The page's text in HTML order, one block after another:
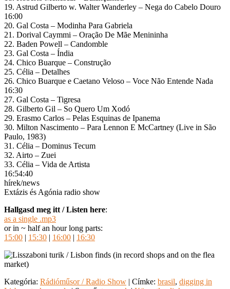
19. Astrud Gilberto w. Walter Wanderley – Nega do Cabelo Douro
16:00
20. Gal Costa – Modinha Para Gabriela
21. Dorival Caymmi – Oração De Mãe Menininha
22. Baden Powell – Candomble
23. Gal Costa – Índia
24. Chico Buarque – Construção
25. Célia – Detalhes
26. Chico Buarque e Caetano Veloso – Voce Não Entende Nada
16:30
27. Gal Costa – Tigresa
28. Gilberto Gil – So Quero Um Xodó
29. Erasmo Carlos – Pelas Esquinas de Ipanema
30. Milton Nascimento – Para Lennon E McCartney (Live in São
Paulo, 1983)
31. Célia – Dominus Tecum
32. Airto – Zuei
33. Célia – Vida de Artista
16:54:40
hírek/news
Extázis és Agónia radio show
Hallgasd meg itt / Listen here:
as a single .mp3
or in ~ half an hour long parts:
15:00 | 15:30 | 16:00 | 16:30
Kategória: Rádióműsor / Radio Show | Címke: brasil, digging in